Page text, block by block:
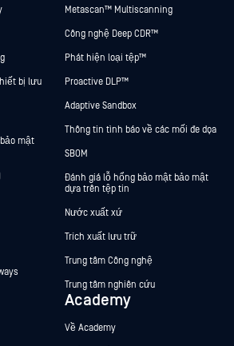
bị lưu
mật
Metascan™ Multiscanning
Công nghệ Deep CDR™
Phát hiện loại tệp™
Proactive DLP™
Adaptive Sandbox
Thông tin tình báo về các mối đe dọa
SBOM
Đánh giá lỗ hổng bảo mật bảo mật
dựa trên tệp tin
Nước xuất xứ
Trích xuất lưu trữ
Trung tâm Công nghệ
Trung tâm nghiên cứu
Academy
Về Academy